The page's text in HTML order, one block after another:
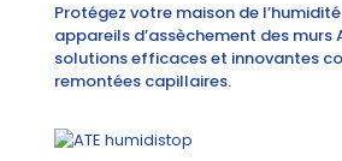
Protégez votre maison de
appareils d’assèchement des murs
solutions efficaces et innovantes
remontées capillaires.